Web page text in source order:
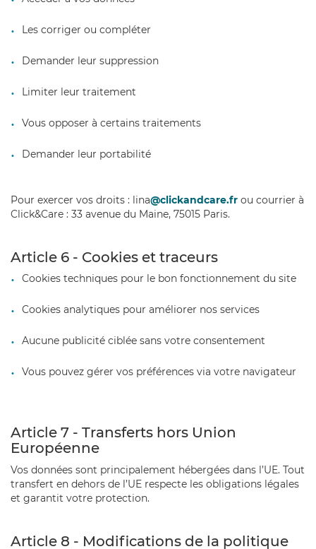
Les corriger ou compléter
Demander leur suppression
Limiter leur traitement
Vous opposer à certains traitements
Demander leur portabilité
Pour exercer vos droits : lina@clickandcare.fr ou courrier à
Click&Care : 33 avenue du Maine, 75015 Paris.
Article 6 - Cookies et traceurs
Cookies techniques pour le bon fonctionnement du site
Cookies analytiques pour améliorer nos services
Aucune publicité ciblée sans votre consentement
Vous pouvez gérer vos préférences via votre navigateur
Article 7 - Transferts hors Union
Européenne
Vos données sont principalement hébergées dans l’UE. Tout
transfert en dehors de l’UE respecte les obligations légales
et garantit votre protection.
Article 8 - Modifications de la politique